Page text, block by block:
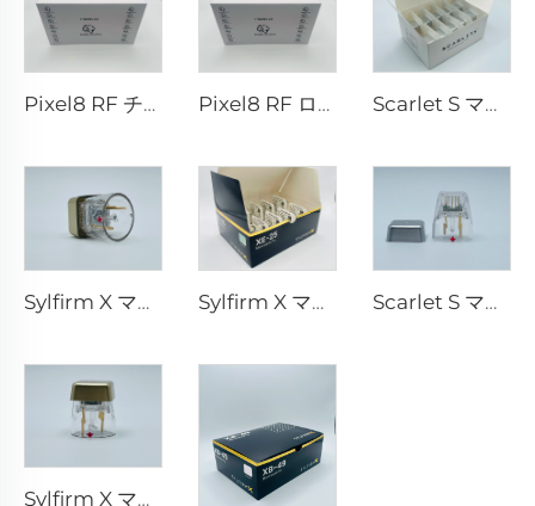
Pixel8 RF チップ Pixel8 RF ローラー・エスセティック 25 49 64 本 Scarlet S マイクロニードルRF バイポーラー電極 消耗品チップ 25ピン
Sylfirm X マイクロニードルRFチップ X-25 Sylfirm X マイクロニードルRFチップ XE-25 Scarlet S マイクロニードルRF バイポーラー電極 消耗品チップ 25ピン
Sylfirm X マイクロニードルRFスキンケア Sylfirm X 交換用チップ X-25